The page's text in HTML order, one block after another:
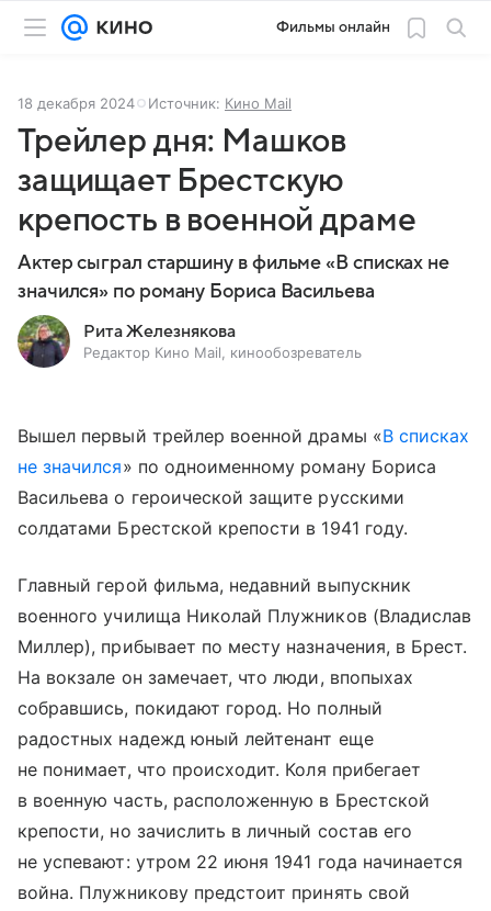
Фильмы онлайн
18 декабря 2024 Источник: Кино Mail
Трейлер дня: Машков
защищает Брестскую
крепость в военной драме
Актер сыграл старшину в фильме «В списках не
значился» по роману Бориса Васильева
Рита Железнякова
Редактор Кино Mail, кинообозреватель
Вышел первый трейлер военной драмы «В списках
не значился» по одноименному роману Бориса
Васильева о героической защите русскими
солдатами Брестской крепости в 1941 году.
Главный герой фильма, недавний выпускник
военного училища Николай Плужников (Владислав
Миллер), прибывает по месту назначения, в Брест.
На вокзале он замечает, что люди, впопыхах
собравшись, покидают город. Но полный
радостных надежд юный лейтенант еще
не понимает, что происходит. Коля прибегает
в военную часть, расположенную в Брестской
крепости, но зачислить в личный состав его
не успевают: утром 22 июня 1941 года начинается
война. Плужникову предстоит принять свой